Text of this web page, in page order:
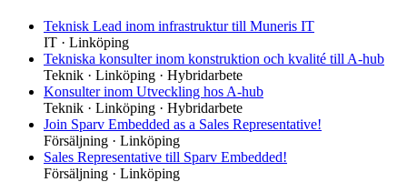
Teknisk Lead inom infrastruktur till Muneris IT
IT · Linköping
Tekniska konsulter inom konstruktion och kvalité till A-hub
Teknik · Linköping · Hybridarbete
Konsulter inom Utveckling hos A-hub
Teknik · Linköping · Hybridarbete
Join Sparv Embedded as a Sales Representative!
Försäljning · Linköping
Sales Representative till Sparv Embedded!
Försäljning · Linköping